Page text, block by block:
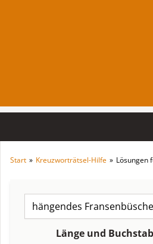
Start » Kreuzworträtsel-Hilfe » Lösungen
Länge und